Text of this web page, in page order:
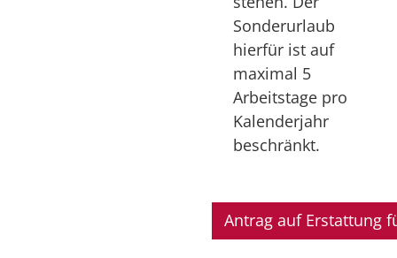
Sonderurlaub
hierfür ist auf
maximal 5
Arbeitstage pro
Kalenderjahr
beschränkt.
Antrag auf Erstattung